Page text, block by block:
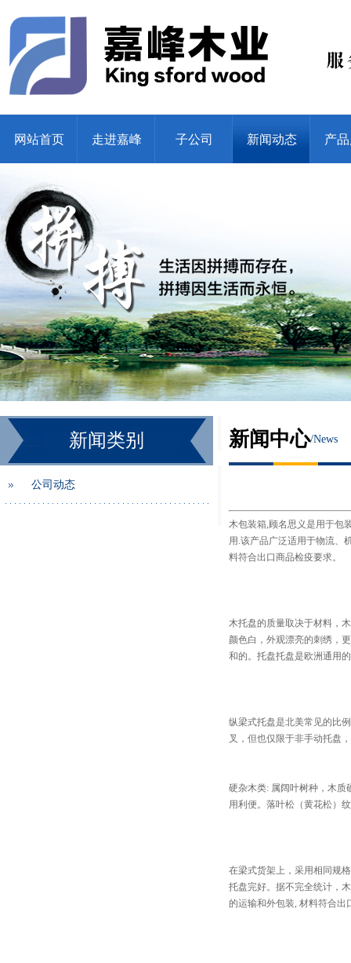
网站首页 走进嘉峰 子公司 新闻动态 产
新闻类别
公司动态
新闻中心/News
木包装箱,顾名思义是用于包
用.该产品广泛适用于物流、
料符合出口商品检疫要求。
木托盘的质量取决于材料，
颜色白，外观漂亮的刺绣，
和的。托盘托盘是欧洲通用
纵梁式托盘是北美常见的比
叉，但也仅限于非手动托盘
硬杂木类: 属阔叶树种，木
用利便。落叶松（黄花松）
在梁式货架上，采用相同规
托盘完好。据不完全统计，
的运输和外包装, 材料符合出